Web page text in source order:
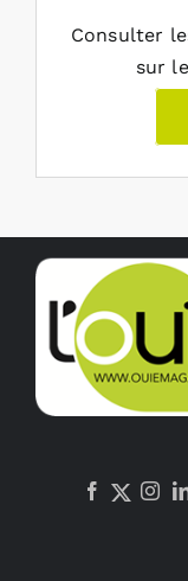
Consulter
sur